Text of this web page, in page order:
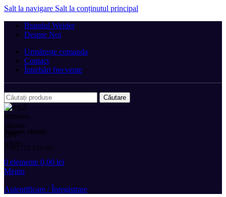
Salt la navigare Salt la conținutul principal
Brandul Weider
Despre Noi
Urmărește comanda
Contact
Întrebări frecvente
Căutare
Suport clienți:
(+40) 752 233 905
0 elemente 0,00 lei
Meniu
Autentificare / Înregistrare